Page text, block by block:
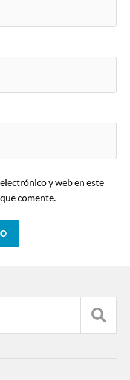
y web en este
comente.